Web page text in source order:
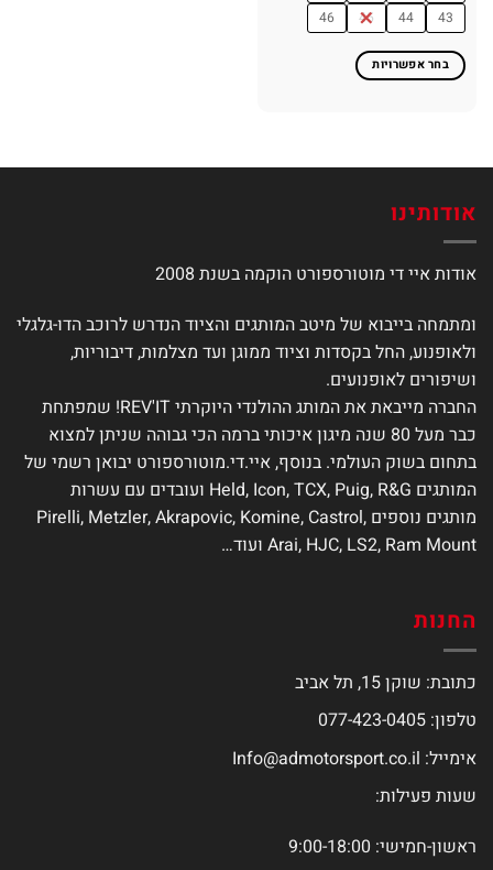
43
44
45
46
בחר אפשרויות
ניתן
האפשרויות
המוצר
אודותינו
אודות איי די מוטורספורט הוקמה בשנת 2008
ומתמחה בייבוא של מיטב המותגים והציוד הנדרש לרוכב הדו-גלגלי
ולאופנוע, החל בקסדות וציוד ממוגן ועד מצלמות, דיבוריות,
ושיפורים לאופנועים.
החברה מייבאת את המותג ההולנדי היוקרתי REV'IT! שמפתחת
כבר מעל 80 שנה מיגון איכותי ברמה הכי גבוהה שניתן למצוא
בתחום בשוק העולמי. בנוסף, איי.די.מוטורספורט יבואן רשמי של
המותגים Held, Icon, TCX, Puig, R&G ועובדים עם עשרות
מותגים נוספים Pirelli, Metzler, Akrapovic, Komine, Castrol,
Arai, HJC, LS2, Ram Mount ועוד…
החנות
כתובת: שוקן 15, תל אביב
טלפון: 077-423-0405
אימייל: Info@admotorsport.co.il
שעות פעילות:
ראשון-חמישי: 9:00-18:00